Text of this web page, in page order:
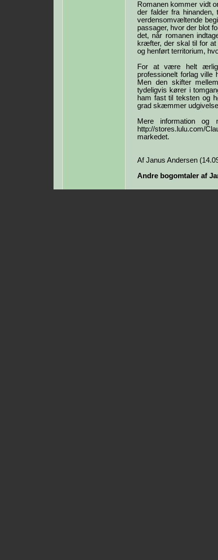
Romanen kommer vidt
der falder fra
verdensomvæltende
passager, hvor der blot
det, når romanen
kræfter, der skal til for
og henført territorium,
For at være helt ærlig
professionelt forlag ville
Men den skifter
tydeligvis kører i
ham fast til teksten og
grad skæmmer
Mere information
http://stores.lulu.com/
markedet.
Af Janus Andersen
Andre bogomtaler af